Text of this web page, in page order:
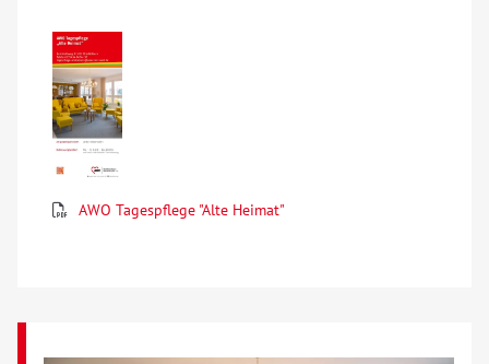
Beratung & Hilfe
Begegnung
Bildung
Über uns
AWO Tagespflege "Alte Heimat"